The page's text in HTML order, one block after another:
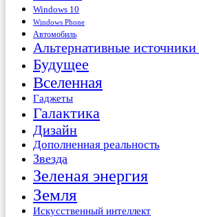
Windows 10
Windows Phone
Автомобиль
Альтернативные
Будущее
Вселенная
Гаджеты
Галактика
Дизайн
Дополненная реальность
Звезда
Зеленая энергия
Земля
Искусственный интеллект